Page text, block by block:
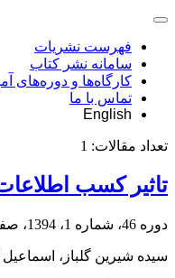
فهرست نشریات
سامانه نشر کتاب
کارگاه‌ها و
تماس با ما
English
تعداد مقالات: 1
تاثیر کسب
دوره 46، شماره 1، 1394، صفحه
سیده شیرین گلباز،